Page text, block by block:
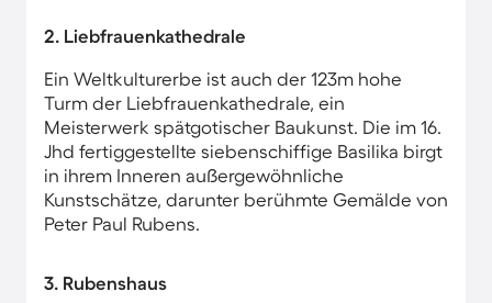
2. Liebfrauenkathedrale
Ein Weltkulturerbe ist auch der 123m hohe
Turm der Liebfrauenkathedrale, ein
Meisterwerk spätgotischer Baukunst. Die im 16.
Jhd fertiggestellte siebenschiffige Basilika birgt
in ihrem Inneren außergewöhnliche
Kunstschätze, darunter berühmte Gemälde von
Peter Paul Rubens.
3. Rubenshaus